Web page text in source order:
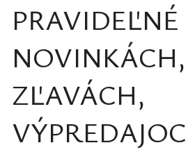
NOVINKÁCH,
ZĽAVÁCH,